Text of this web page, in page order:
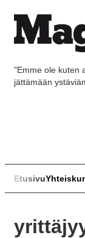
"Emme ole kuten
jättämään
Etusivu